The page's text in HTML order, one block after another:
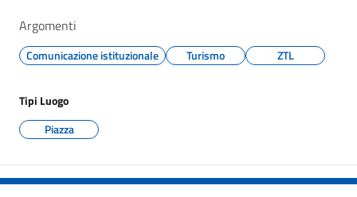
Argomenti
Comunicazione istituzionale Turismo ZTL
Tipi Luogo
Piazza